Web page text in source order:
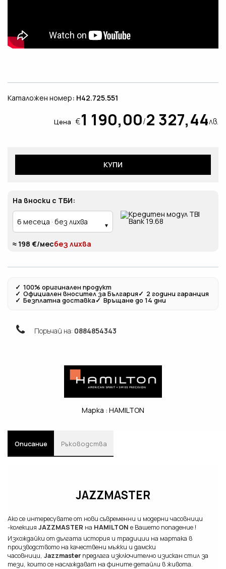
Каталожен номер: H42.725.551
Цена €1 190,00/2 327,44лв.
КУПИ
На вноски с ТБИ:
≈ 198 €/месбез лихва
✓ 100% оригинален продукт
✓ Официален вносител за България✓ 2 години гаранция
✓ Безплатна доставка✓ Връщане до 14 дни
Поръчай на: 0884854343
Марка : HAMILTON
Описание Ръководства
JAZZMASTER
Ако се интересувате от нови съвременни и модерни часовници
-колекция JAZZMASTER на HAMILTON е Вашето попадение !
Изхождайки от дългата история и традиции на мартака в
производството на качествени мъжки и дамски
часовници, Jazzmaster предлага изключително изискан стил за
тези, които се наслаждават на фините детайли в живота.